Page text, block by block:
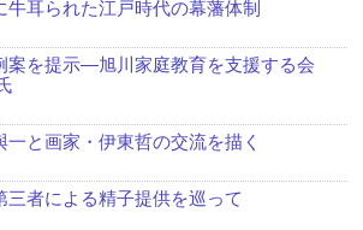
牛耳られた江戸時代の幕藩体制
案を提示―旭川家庭教育を支援する会
一と画家・伊東哲の交流を描く
三者による精子提供を巡って